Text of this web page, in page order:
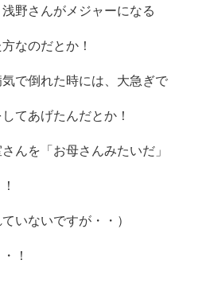
野さんがメジャーになる
なのだとか！
で倒れた時には、大急ぎで
てあげたんだとか！
んを 「お母さんみたいだ」
いないですが・・）
！